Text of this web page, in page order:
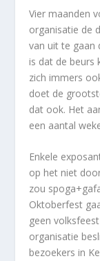
Vier maanden
organisatie de
van uit te gaan
is dat de beurs
zich immers
doet de
dat ook. Het
een aantal
Enkele
op het niet
zou
Oktoberfest
geen
organisatie
bezoekers in